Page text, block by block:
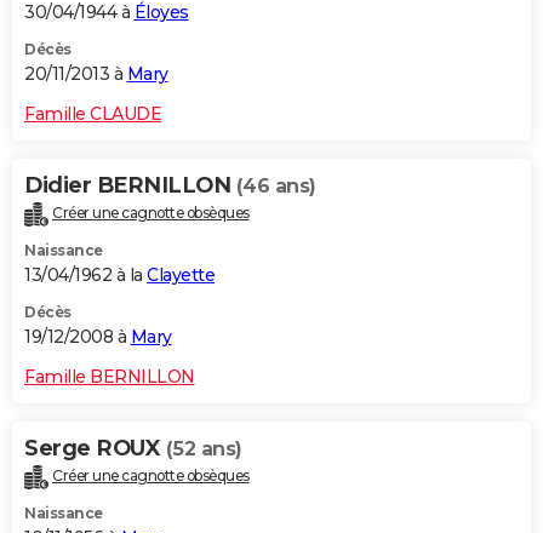
30/04/1944 à Éloyes
Décès
20/11/2013 à Mary
Famille CLAUDE
Didier BERNILLON (46 ans)
Créer une cagnotte obsèques
Naissance
13/04/1962 à la Clayette
Décès
19/12/2008 à Mary
Famille BERNILLON
Serge ROUX (52 ans)
Créer une cagnotte obsèques
Naissance